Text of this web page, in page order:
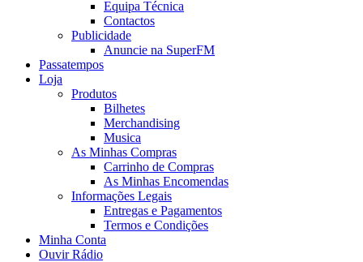
Equipa Técnica
Contactos
Publicidade
Anuncie na SuperFM
Passatempos
Loja
Produtos
Bilhetes
Merchandising
Musica
As Minhas Compras
Carrinho de Compras
As Minhas Encomendas
Informações Legais
Entregas e Pagamentos
Termos e Condições
Minha Conta
Ouvir Rádio